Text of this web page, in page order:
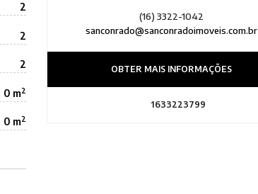
2
2
2
0 m2
0 m2
(16) 3322-1042
sanconrado@sanconradoimoveis.com.br
OBTER MAIS INFORMAÇÕES
1633223799